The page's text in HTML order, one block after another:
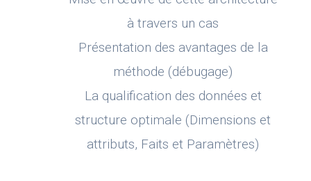
à travers un cas
Présentation des avantages de la
méthode (débugage)
La qualification des données et
structure optimale (Dimensions et
attributs, Faits et Paramètres)